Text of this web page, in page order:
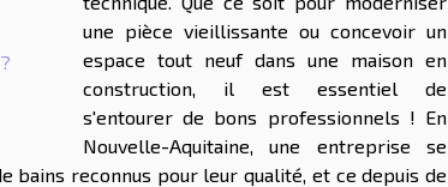
une pièce vieillissante ou concevoir un
espace tout neuf dans une maison en
construction, il est essentiel de
s'entourer de bons professionnels ! En
Nouvelle-Aquitaine, une entreprise se
bains reconnus pour leur qualité, et ce depuis de